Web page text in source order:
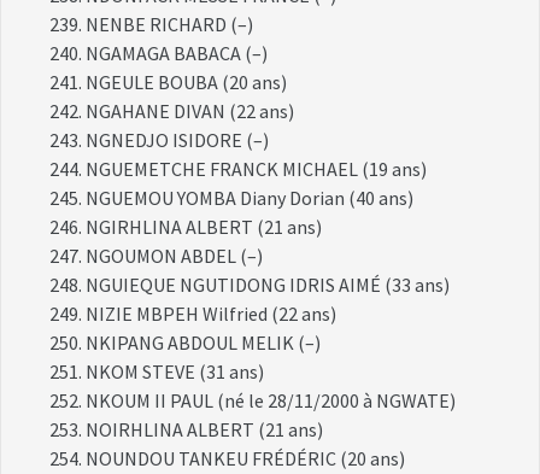
NENBE RICHARD (–)
NGAMAGA BABACA (–)
NGEULE BOUBA (20 ans)
NGAHANE DIVAN (22 ans)
NGNEDJO ISIDORE (–)
NGUEMETCHE FRANCK MICHAEL (19 ans)
NGUEMOU YOMBA Diany Dorian (40 ans)
NGIRHLINA ALBERT (21 ans)
NGOUMON ABDEL (–)
NGUIEQUE NGUTIDONG IDRIS AIMÉ (33 ans)
NIZIE MBPEH Wilfried (22 ans)
NKIPANG ABDOUL MELIK (–)
NKOM STEVE (31 ans)
NKOUM II PAUL (né le 28/11/2000 à NGWATE)
NOIRHLINA ALBERT (21 ans)
NOUNDOU TANKEU FRÉDÉRIC (20 ans)